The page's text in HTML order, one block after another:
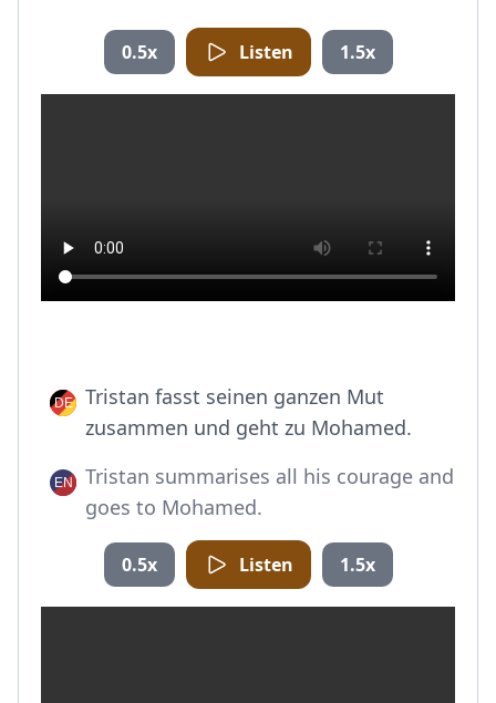
0.5x Listen 1.5x
Tristan fasst seinen ganzen Mut
zusammen und geht zu Mohamed.
Tristan summarises all his courage and
goes to Mohamed.
0.5x Listen 1.5x